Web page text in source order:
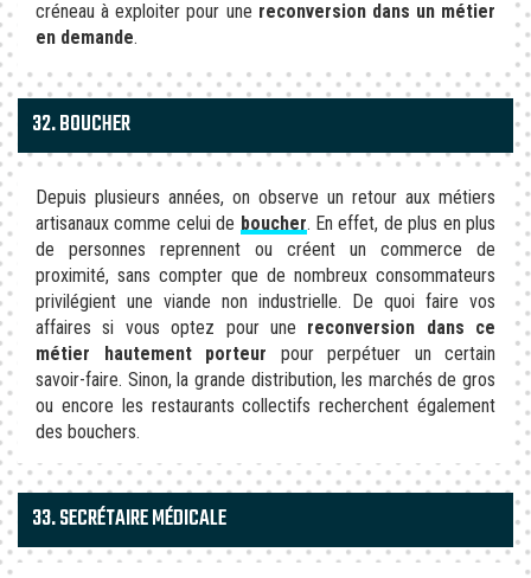
créneau à exploiter pour une reconversion dans un métier
en demande.
32. BOUCHER
Depuis plusieurs années, on observe un retour aux métiers
artisanaux comme celui de boucher. En effet, de plus en plus
de personnes reprennent ou créent un commerce de
proximité, sans compter que de nombreux consommateurs
privilégient une viande non industrielle. De quoi faire vos
affaires si vous optez pour une reconversion dans ce
métier hautement porteur pour perpétuer un certain
savoir-faire. Sinon, la grande distribution, les marchés de gros
ou encore les restaurants collectifs recherchent également
des bouchers.
33. SECRÉTAIRE MÉDICALE